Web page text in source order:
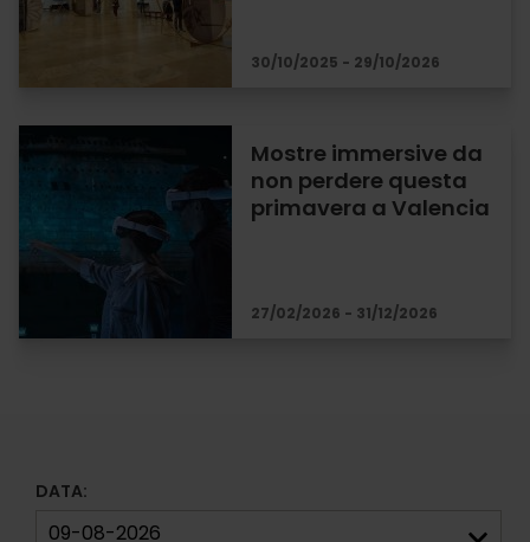
30/10/2025 - 29/10/2026
Mostre immersive da
non perdere questa
primavera a Valencia
27/02/2026 - 31/12/2026
DATA: